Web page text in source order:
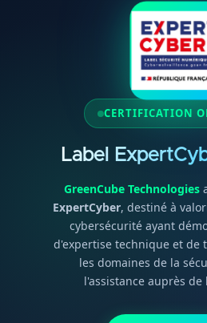
CERTIFICATION
Label
GreenCube Technologies
ExpertCyber, destiné à
cybersécurité ayant
d'expertise technique et de
les domaines de la
l'assistance auprès